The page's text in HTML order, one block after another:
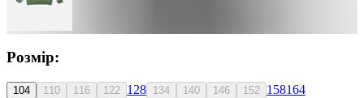
Розмір:
104 110 116 122 128 134 140 146 152 158164